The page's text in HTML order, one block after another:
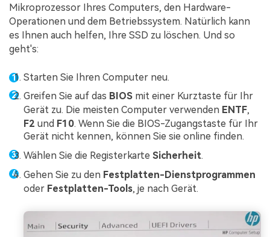
Mikroprozessor Ihres Computers, den Hardware-
Operationen und dem Betriebssystem. Natürlich kann
es Ihnen auch helfen, Ihre SSD zu löschen. Und so
geht's:
Starten Sie Ihren Computer neu.
Greifen Sie auf das BIOS mit einer Kurztaste für Ihr
Gerät zu. Die meisten Computer verwenden ENTF,
F2 und F10. Wenn Sie die BIOS-Zugangstaste für Ihr
Gerät nicht kennen, können Sie sie online finden.
Wählen Sie die Registerkarte Sicherheit.
Gehen Sie zu den Festplatten-Dienstprogrammen
oder Festplatten-Tools, je nach Gerät.